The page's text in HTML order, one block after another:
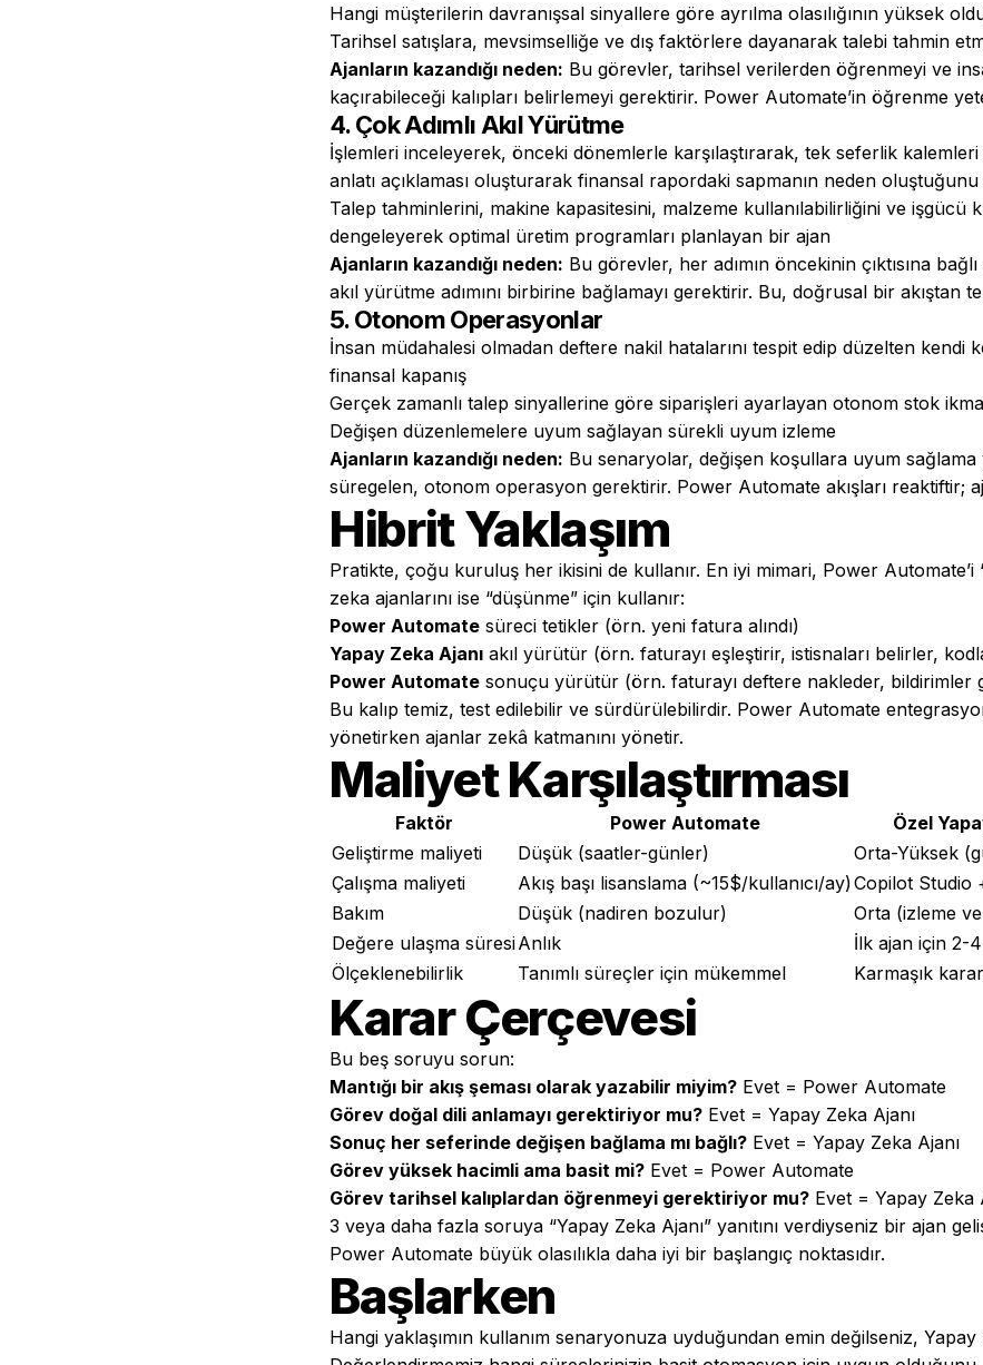
Hangi müşterilerin davranışsal sinyallere göre ayrılma olasılığının yüksek
Tarihsel satışlara, mevsimselliğe ve dış faktörlere dayanarak talebi tahmin
Ajanların kazandığı neden: Bu görevler, tarihsel verilerden öğrenmeyi ve
kaçırabileceği kalıpları belirlemeyi gerektirir. Power Automate’in öğrenme
4. Çok Adımlı Akıl Yürütme
İşlemleri inceleyerek, önceki dönemlerle karşılaştırarak, tek seferlik
anlatı açıklaması oluşturarak finansal rapordaki sapmanın neden
Talep tahminlerini, makine kapasitesini, malzeme kullanılabilirliğini ve işgücü
dengeleyerek optimal üretim programları planlayan bir ajan
Ajanların kazandığı neden: Bu görevler, her adımın öncekinin çıktısına
akıl yürütme adımını birbirine bağlamayı gerektirir. Bu, doğrusal bir akıştan
5. Otonom Operasyonlar
İnsan müdahalesi olmadan deftere nakil hatalarını tespit edip düzelten kendi
finansal kapanış
Gerçek zamanlı talep sinyallerine göre siparişleri ayarlayan otonom stok
Değişen düzenlemelere uyum sağlayan sürekli uyum izleme
Ajanların kazandığı neden: Bu senaryolar, değişen koşullara uyum sağlama
süregelen, otonom operasyon gerektirir. Power Automate akışları reaktiftir;
Hibrit Yaklaşım
Pratikte, çoğu kuruluş her ikisini de kullanır. En iyi mimari, Power Automate’i
zeka ajanlarını ise “düşünme” için kullanır:
Power Automate süreci tetikler (örn. yeni fatura alındı)
Yapay Zeka Ajanı akıl yürütür (örn. faturayı eşleştirir, istisnaları belirler,
Power Automate sonuçu yürütür (örn. faturayı deftere nakleder, bildirimler
Bu kalıp temiz, test edilebilir ve sürdürülebilirdir. Power Automate
yönetirken ajanlar zekâ katmanını yönetir.
Maliyet Karşılaştırması
Faktör Power Automate
Özel
Geliştirme maliyeti
Düşük (saatler-günler)
Orta-Yüksek
Çalışma maliyeti
Akış başı lisanslama (~15$/kullanıcı/ay)Copilot Studio
Bakım
Düşük (nadiren bozulur)
Orta (izleme
Değere ulaşma süresiAnlık
İlk ajan için 2-
Ölçeklenebilirlik
Tanımlı süreçler için mükemmel Karmaşık
Karar Çerçevesi
Bu beş soruyu sorun:
Mantığı bir akış şeması olarak yazabilir miyim? Evet = Power Automate
Görev doğal dili anlamayı gerektiriyor mu? Evet = Yapay Zeka Ajanı
Sonuç her seferinde değişen bağlama mı bağlı? Evet = Yapay Zeka Ajanı
Görev yüksek hacimli ama basit mi? Evet = Power Automate
Görev tarihsel kalıplardan öğrenmeyi gerektiriyor mu? Evet = Yapay Zeka
3 veya daha fazla soruya “Yapay Zeka Ajanı” yanıtını verdiyseniz bir ajan
Power Automate büyük olasılıkla daha iyi bir başlangıç noktasıdır.
Başlarken
Hangi yaklaşımın kullanım senaryonuza uyduğundan emin değilseniz, Yapay